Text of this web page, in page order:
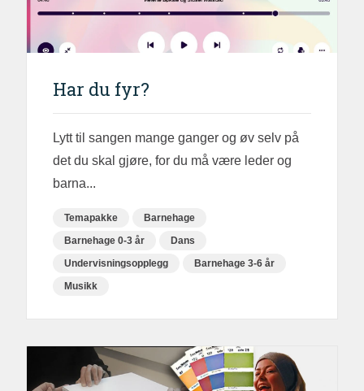
Har du fyr?
Lytt til sangen mange ganger og øv selv på
det du skal gjøre, for du må være leder og
barna...
Temapakke
Barnehage
Barnehage 0-3 år
Dans
Undervisningsopplegg
Barnehage 3-6 år
Musikk